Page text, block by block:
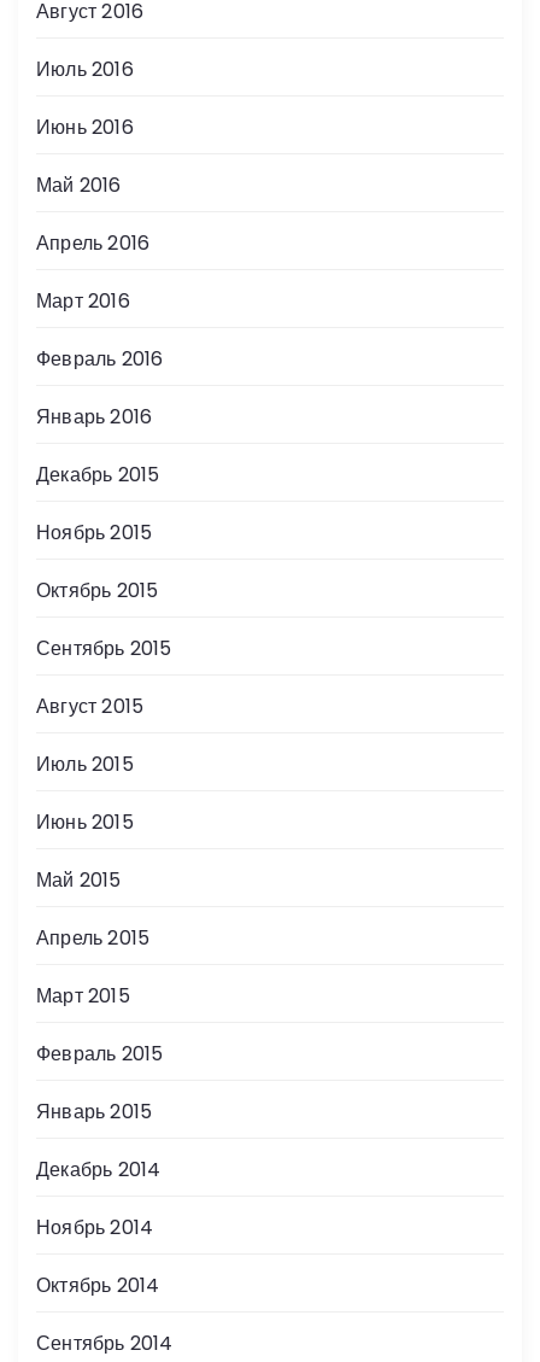
Август 2016
Июль 2016
Июнь 2016
Май 2016
Апрель 2016
Март 2016
Февраль 2016
Январь 2016
Декабрь 2015
Ноябрь 2015
Октябрь 2015
Сентябрь 2015
Август 2015
Июль 2015
Июнь 2015
Май 2015
Апрель 2015
Март 2015
Февраль 2015
Январь 2015
Декабрь 2014
Ноябрь 2014
Октябрь 2014
Сентябрь 2014